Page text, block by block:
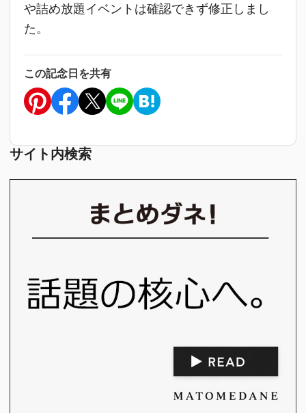
や詰め放題イベントは確認できず修正しまし
た。
この記念日を共有
サイト内検索